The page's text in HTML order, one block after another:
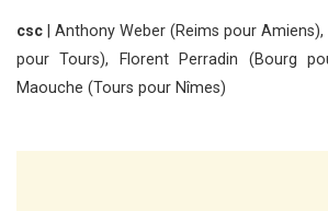
csc | Anthony Weber (Reims pour
pour Tours), Florent Perradin (Bourg
Maouche (Tours pour Nîmes)